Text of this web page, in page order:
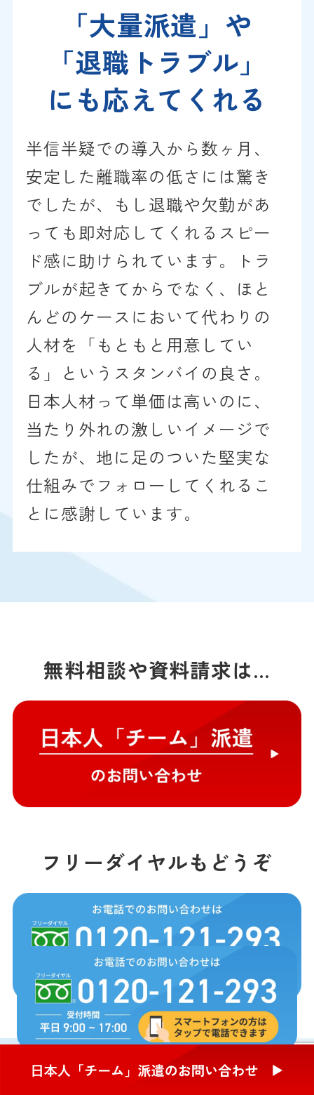
「大量派遣」や
「退職トラブル」
にも応えてくれる
半信半疑での導入から数ヶ月、
安定した離職率の低さには驚き
でしたが、もし退職や欠勤があ
っても即対応してくれるスピー
ド感に助けられています。トラ
ブルが起きてからでなく、ほと
んどのケースにおいて代わりの
人材を「もともと用意してい
る」というスタンバイの良さ。
日本人材って単価は高いのに、
当たり外れの激しいイメージで
したが、地に足のついた堅実な
仕組みでフォローしてくれるこ
とに感謝しています。
無料相談や資料請求は…
フリーダイヤルもどうぞ